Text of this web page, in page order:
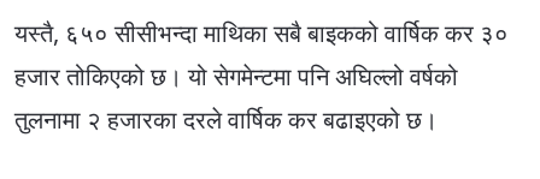
यस्तै, ६५० सीसीभन्दा माथिका सबै बाइकको वार्षिक कर ३०
हजार तोकिएको छ। यो सेगमेन्टमा पनि अघिल्लो वर्षको
तुलनामा २ हजारका दरले वार्षिक कर बढाइएको छ।